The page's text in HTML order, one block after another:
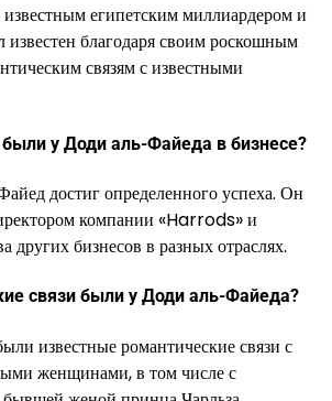
египетским миллиардером и
известен благодаря своим роскошным
связям с известными
у Доди аль-Файеда в бизнесе?
достиг определенного успеха. Он
компании «Harrods» и
других бизнесов в разных отраслях.
связи были у Доди аль-Файеда?
известные романтические связи с
женщинами, в том числе с